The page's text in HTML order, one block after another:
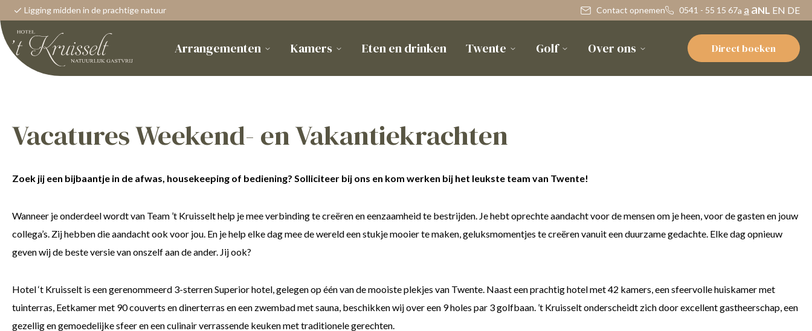
Ligging midden in de prachtige natuur Contact opnemen 0541 - 55 15 67a a aNL EN DE
Arrangementen Kamers Eten en drinken Twente Golf Over ons Direct boeken
Vacatures Weekend- en Vakantiekrachten
Zoek jij een bijbaantje in de afwas, housekeeping of bediening? Solliciteer bij ons en kom werken bij het leukste team van Twente!
Wanneer je onderdeel wordt van Team ’t Kruisselt help je mee verbinding te creëren en eenzaamheid te bestrijden. Je hebt oprechte aandacht voor de mensen om je heen, voor de gasten en jouw
collega’s. Zij hebben die aandacht ook voor jou. En je help elke dag mee de wereld een stukje mooier te maken, geluksmomentjes te creëren vanuit een duurzame gedachte. Elke dag opnieuw
geven wij de beste versie van onszelf aan de ander. Jij ook?
Hotel ‘t Kruisselt is een gerenommeerd 3-sterren Superior hotel, gelegen op één van de mooiste plekjes van Twente. Naast een prachtig hotel met 42 kamers, een sfeervolle huiskamer met
tuinterras, Eetkamer met 90 couverts en dinerterras en een zwembad met sauna, beschikken wij over een 9 holes par 3 golfbaan. ’t Kruisselt onderscheidt zich door excellent gastheerschap, een
gezellig en gemoedelijke sfeer en een culinair verrassende keuken met traditionele gerechten.